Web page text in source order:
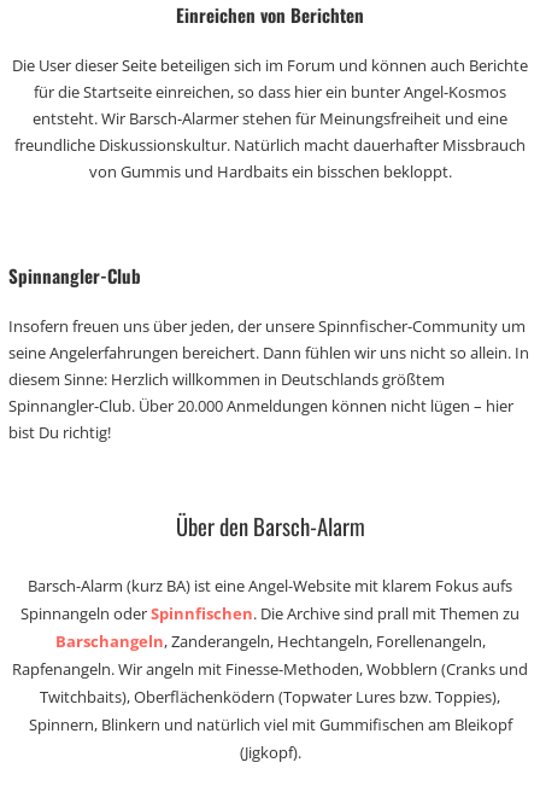
Einreichen von Berichten
Die User dieser Seite beteiligen sich im Forum und können auch Berichte
für die Startseite einreichen, so dass hier ein bunter Angel-Kosmos
entsteht. Wir Barsch-Alarmer stehen für Meinungsfreiheit und eine
freundliche Diskussionskultur. Natürlich macht dauerhafter Missbrauch
von Gummis und Hardbaits ein bisschen bekloppt.
Spinnangler-Club
Insofern freuen uns über jeden, der unsere Spinnfischer-Community um
seine Angelerfahrungen bereichert. Dann fühlen wir uns nicht so allein. In
diesem Sinne: Herzlich willkommen in Deutschlands größtem
Spinnangler-Club. Über 20.000 Anmeldungen können nicht lügen – hier
bist Du richtig!
Über den Barsch-Alarm
Barsch-Alarm (kurz BA) ist eine Angel-Website mit klarem Fokus aufs
Spinnangeln oderSpinnfischen. Die Archive sind prall mit Themen zu
Barschangeln, Zanderangeln, Hechtangeln, Forellenangeln,
Rapfenangeln. Wir angeln mit Finesse-Methoden, Wobblern (Cranks und
Twitchbaits), Oberflächenködern (Topwater Lures bzw. Toppies),
Spinnern, Blinkern und natürlich viel mit Gummifischen am Bleikopf
(Jigkopf).